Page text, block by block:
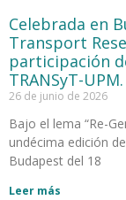
Celebrada en
Transport
participación
TRANSyT-UPM.
26 de junio de 2026
Bajo el lema “Re-
undécima edición
Budapest del 18
Leer más